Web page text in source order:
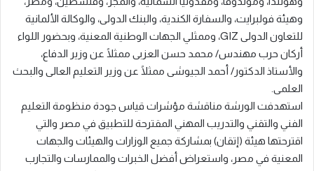
وهيئة فولبرايت، والسفارة الكندية، والبنك الدولى، والوكالة الألمانية
للتعاون الدولى GIZ، وممثلي الجهات الوطنية المعنية، وبحضور اللواء
أركان حرب مهندس/ محمد حسن العزبى ممثلًا عن وزير الدفاع،
والأستاذ الدكتور/ أحمد الجيوشى ممثلًا عن وزير التعليم العالى والبحث
العلمى.
استهدفت الورشة مناقشة مؤشرات قياس جودة منظومة التعليم
الفني والتقني والتدريب المهني المقترحة للتطبيق في مصر والتي
اقترحتها هيئة (إتقان) بمشاركة جميع الوزارات والهيئات والجهات
المعنية في مصر، واستعراض أفضل الخبرات والممارسات والتجارب